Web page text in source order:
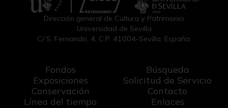
Dirección general de Cultura y Patrimonio
Universidad de Sevilla
C/ S. Fernando, 4, C.P. 41004-Sevilla, España.
Fondos
Exposiciones
Conservación
Línea del tiempo
Búsqueda
Solicitud de Servicio
Contacto
Enlaces